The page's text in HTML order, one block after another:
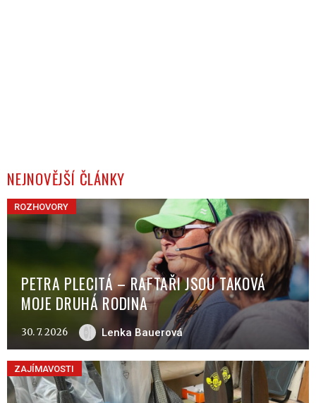
NEJNOVĚJŠÍ ČLÁNKY
ROZHOVORY
PETRA PLECITÁ – RAFTAŘI JSOU TAKOVÁ
MOJE DRUHÁ RODINA
30. 7. 2026 Lenka Bauerová
ZAJÍMAVOSTI